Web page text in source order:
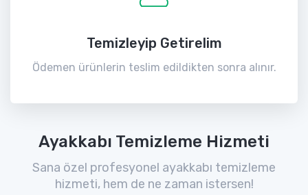
Temizleyip Getirelim
Ödemen ürünlerin teslim edildikten sonra alınır.
Ayakkabı Temizleme Hizmeti
Sana özel profesyonel ayakkabı temizleme
hizmeti, hem de ne zaman istersen!